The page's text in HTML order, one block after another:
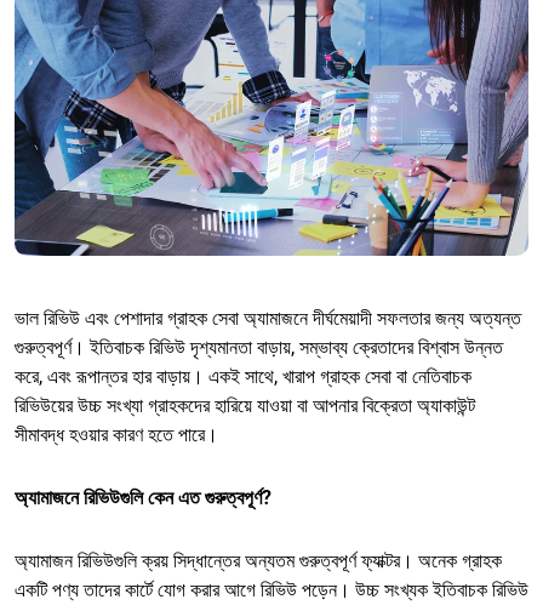
ভাল রিভিউ এবং পেশাদার গ্রাহক সেবা অ্যামাজনে দীর্ঘমেয়াদী সফলতার জন্য অত্যন্ত
গুরুত্বপূর্ণ। ইতিবাচক রিভিউ দৃশ্যমানতা বাড়ায়, সম্ভাব্য ক্রেতাদের বিশ্বাস উন্নত
করে, এবং রূপান্তর হার বাড়ায়। একই সাথে, খারাপ গ্রাহক সেবা বা নেতিবাচক
রিভিউয়ের উচ্চ সংখ্যা গ্রাহকদের হারিয়ে যাওয়া বা আপনার বিক্রেতা অ্যাকাউন্ট
সীমাবদ্ধ হওয়ার কারণ হতে পারে।
অ্যামাজনে রিভিউগুলি কেন এত গুরুত্বপূর্ণ?
অ্যামাজন রিভিউগুলি ক্রয় সিদ্ধান্তের অন্যতম গুরুত্বপূর্ণ ফ্যাক্টর। অনেক গ্রাহক
একটি পণ্য তাদের কার্টে যোগ করার আগে রিভিউ পড়েন। উচ্চ সংখ্যক ইতিবাচক রিভিউ